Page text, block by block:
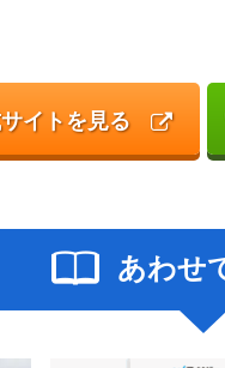
イトを見る
あわせ